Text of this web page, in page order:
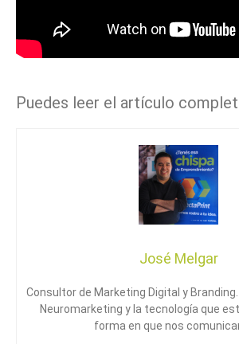
Puedes leer el artículo
José Melgar
Consultor de Marketing Digital y
Neuromarketing y la tecnología que
forma en que nos